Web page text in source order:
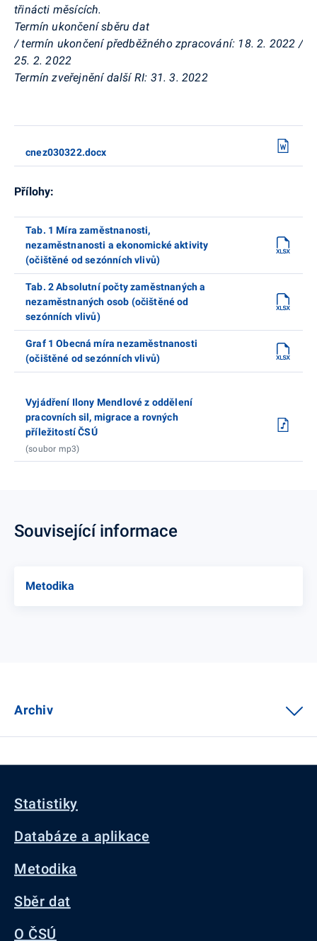
třinácti měsících.
Termín ukončení sběru dat
/ termín ukončení předběžného zpracování: 18. 2. 2022 /
25. 2. 2022
Termín zveřejnění další RI: 31. 3. 2022
cnez030322.docx
Přílohy:
Tab. 1 Míra zaměstnanosti,
nezaměstnanosti a ekonomické aktivity
(očištěné od sezónních vlivů)
Tab. 2 Absolutní počty zaměstnaných a
nezaměstnaných osob (očištěné od
sezónních vlivů)
Graf 1 Obecná míra nezaměstnanosti
(očištěné od sezónních vlivů)
Vyjádření Ilony Mendlové z oddělení
pracovních sil, migrace a rovných
příležitostí ČSÚ
(soubor mp3)
Související informace
Metodika
Archiv
Statistiky
Databáze a aplikace
Metodika
Sběr dat
O ČSÚ